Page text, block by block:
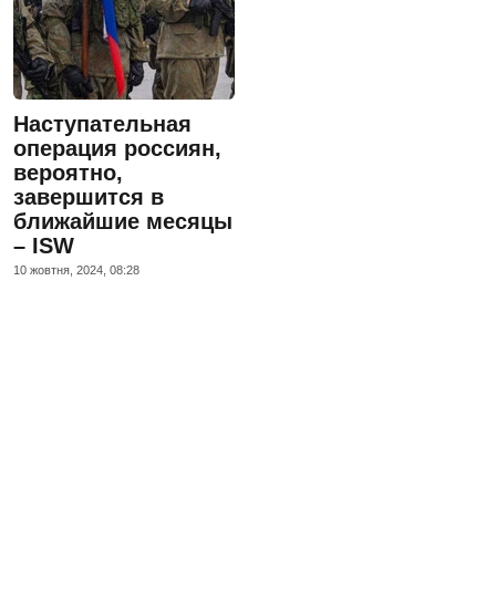
Наступательная
операция россиян,
вероятно,
завершится в
ближайшие месяцы
– ISW
10 жовтня, 2024, 08:28